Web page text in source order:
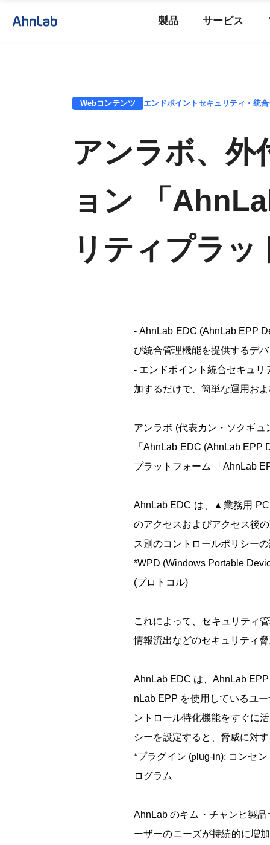
製品 サービス
Webコンテンツ エンドポイントセキュリティ ◦ 統
アンラボ、外
ョン 「
リティプラ
- AhnLab EDC (AhnLab EPP
び統合管理機能を提供するデ
- エンドポイント統合セキュ
加するだけで、簡単な運用お
アンラボ (代表カン・ソクギュ
「AhnLab EDC (AhnLab EPP
プラットフォーム 「 AhnLab
AhnLab EDC は、▲業務用
のアクセスおよびアクセス後
ス別のコントロールポリシー
*WPD (Windows Portable
(プロトコル)
これによって、セキュリティ
情報流出などのセキュリティ
AhnLab EDC は、AhnLab
nLab EPP を使用しているユ
ントロール特化機能をすぐに
シーを設定すると、脅威に対
*プラグイン (plug-in): コンセ
ログラム
AhnLabのキム・チャンヒ製
ーザーのニーズが持続的に増